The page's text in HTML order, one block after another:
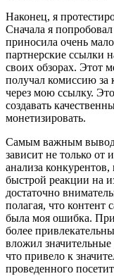
Наконец, я
Сначала я
приносила очень
партнерские ссылки
своих обзорах. Этот
получал комиссию за
через мою ссылку.
создавать
монетизировать.
Самым важным
зависит не только от
анализа
быстрой реакции на
достаточно
полагая, что контент
была моя ошибка.
более
вложил
что привело к
проведенного